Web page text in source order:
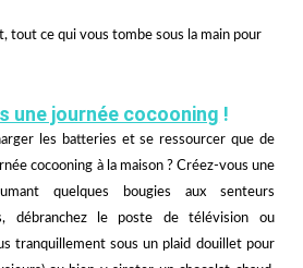
tout ce qui vous tombe sous la main pour
une journée cocooning !
les batteries et se ressourcer que de
cocooning à la maison ? Créez-vous une
quelques bougies aux senteurs
débranchez le poste de télévision ou
tranquillement sous un plaid douillet pour